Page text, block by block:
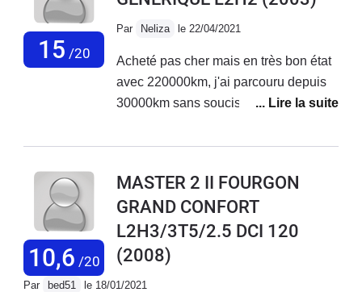
l'on tire sur la poignée la honte Renault...Du plastique
économique, fixation avec un rivet pop et une rondelle
de maintien intérieur Ingénieur de merde...
15 /20
Par Neliza le 22/04/2021
Acheté pas cher mais en très bon état
avec 220000km, j'ai parcouru depuis
30000km sans soucis.Au préalable j'ai
direction assistée, les deux disques
arrière.Je l'ai équipé en VASP Atelier
(passage à la DREAL en cours).Il est
confortable, pas très bruyant aux
vitesses usuelles, je roule toujours
10,6 /20
MASTER 2 II FOURGON
GRAND CONFORT
L2H3/3T5/2.5 DCI 120
(2008)
Par bed51 le 18/01/2021